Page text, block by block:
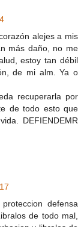
alejes a mis
más daño, no me
estoy tan débil
de mi alm. Ya o
recuperarla por
de todo esto que
DEFIENDEMR
defensa
de todo mal,